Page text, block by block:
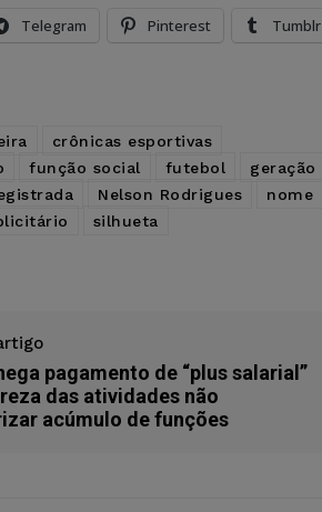
Telegram Pinterest Tumblr
crônicas esportivas
função social futebol
geração
Nelson Rodrigues
nome
silhueta
pagamento de “plus salarial”
das atividades não
acúmulo de funções